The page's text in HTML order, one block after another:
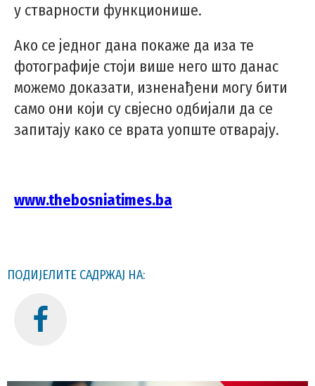
у стварности функционише.
Ако се једног дана покаже да иза те
фотографије стоји више него што данас
можемо доказати, изненађени могу бити
само они који су свјесно одбијали да се
запитају како се врата уопште отварају.
www.thebosniatimes.ba
ПОДИЈЕЛИТЕ САДРЖАЈ НА: